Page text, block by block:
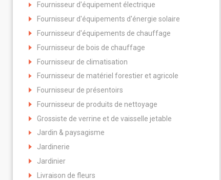
Fournisseur d'équipement électrique
Fournisseur d'équipements d'énergie solaire
Fournisseur d'équipements de chauffage
Fournisseur de bois de chauffage
Fournisseur de climatisation
Fournisseur de matériel forestier et agricole
Fournisseur de présentoirs
Fournisseur de produits de nettoyage
Grossiste de verrine et de vaisselle jetable
Jardin & paysagisme
Jardinerie
Jardinier
Livraison de fleurs